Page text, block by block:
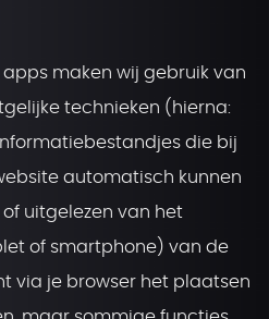
maken wij gebruik van
technieken (hierna:
die bij
automatisch kunnen
uitgelezen van het
of smartphone) van de
via je browser het plaatsen